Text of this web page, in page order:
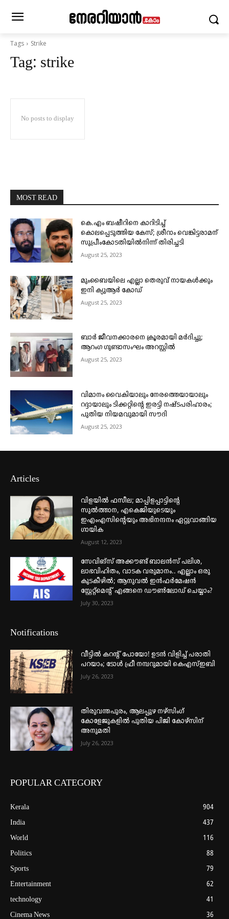
Tags Strike
Tag: strike
No posts to display
MOST READ
കെ.എം ബഷീറിനെ കാറിടിച്ച്
കൊലപ്പെടുത്തിയ കേസ്; ശ്രീറാം വെങ്കിട്ടരാമന്
സുപ്രീംകോടതിയിൽനിന്ന് തിരിച്ചടി
August 25, 2023
മുംബൈയിലെ എല്ലാ തെരുവ് നായകൾക്കും
ഇനി ക്യുആർ കോഡ്
August 25, 2023
ബാർ ജീവനക്കാരനെ ക്രൂരമായി മർദിച്ചു;
ആറംഗ ഗുണ്ടാസംഘം അറസ്റ്റിൽ
August 25, 2023
വിമാനം വൈകിയാലും നേരത്തെയായാലും
റദ്ദായാലും ടിക്കറ്റിന്റെ ഇരട്ടി നഷ്ടപരിഹാരം;
പുതിയ നിയമവുമായി സൗദി
August 25, 2023
Articles
വിളയിൽ ഫസീല; മാപ്പിളപ്പാട്ടിന്റെ
സുൽത്താന, എകെജിയുടെയും
ഇഎംഎസിന്റെയും അഭിനന്ദനം ഏറ്റുവാങ്ങിയ
ഗായിക
August 12, 2023
സേവിങ്സ് അക്കൗണ്ട് ബാലൻസ് പലിശ,
ലാഭവിഹിതം, വാടക വരുമാനം.. എല്ലാം ഒരു
കുടകീഴിൽ; ആനുവൽ ഇൻഫർമേഷൻ
സ്റ്റേറ്റ്മെന്റ് എങ്ങനെ ഡൗൺലോഡ് ചെയ്യാം?
July 30, 2023
Notifications
വീട്ടില്‍ കറന്റ് പോയോ! ഉടന്‍ വിളിച്ച് പരാതി
പറയാം; ടോള്‍ ഫ്രീ നമ്പറുമായി കെഎസ്ഇബി
July 26, 2023
തിരുവന്തപുരം, ആലപ്പുഴ നഴ്‌സിംഗ്
കോളേജുകളില്‍ പുതിയ പിജി കോഴ്‌സിന്
അനുമതി
July 26, 2023
POPULAR CATEGORY
Kerala
904
India
437
World
116
Politics
88
Sports
79
Entertainment
62
technology
41
Cinema News
36